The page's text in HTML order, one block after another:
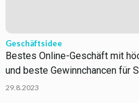
Geschäftsidee
Bestes Online-Geschäft mit
und beste Gewinnchancen für
29.8.2023